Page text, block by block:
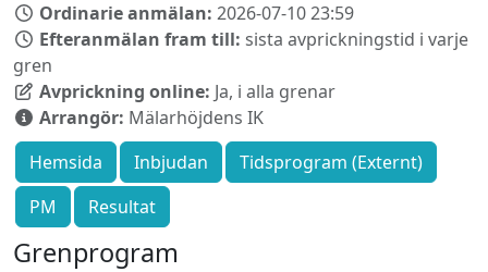
Ordinarie anmälan: 2026-07-10 23:59
Efteranmälan fram till: sista avprickningstid i varje
gren
Avprickning online: Ja, i alla grenar
Arrangör: Mälarhöjdens IK
Hemsida
Inbjudan
Tidsprogram (Externt)
PM
Resultat
Grenprogram